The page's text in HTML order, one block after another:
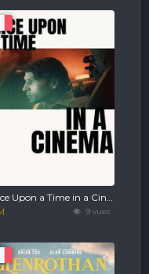
9 vues
Once Upon a Time in a Cinema